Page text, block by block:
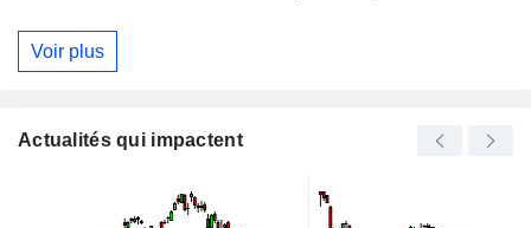
Voir plus
Actualités qui impactent